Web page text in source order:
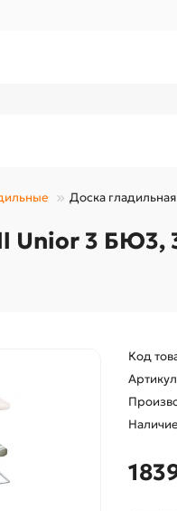
Доска
Unior 3 БЮ3,
Код
Артикул
Наличие